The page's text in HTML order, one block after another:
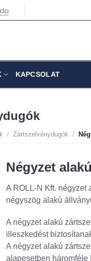
KAPCSOLAT
/ Zártszelvénydugók /
Négyzet
A ROLL-N Kft. négyzet
négyszög alakú
A négyzet alakú
illeszkedést
A négyzet alakú
alapesetben háromféle